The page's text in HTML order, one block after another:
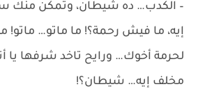
– الكدب… ده شيطان، وتمكّن منك
إيه، ما فيش رحمة؟! ما ماتو… ماتو!
لحرمة أخوك… ورايح تاخد شرفها يا
مخلف إيه… شيطان؟!